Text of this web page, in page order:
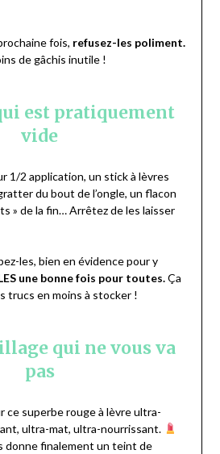
fois, refusez-les poliment.
de gâchis inutile !
est pratiquement
vide
1/2 application, un stick à lèvres
du bout de l’ongle, un flacon
» de la fin… Arrêtez de les laisser
les, bien en évidence pour y
une bonne fois pour toutes.Ça
trucs en moins à stocker !
qui ne vous va
pas
ce superbe rouge à lèvre ultra-
ultra-mat, ultra-nourrissant.
donne finalement un teint de